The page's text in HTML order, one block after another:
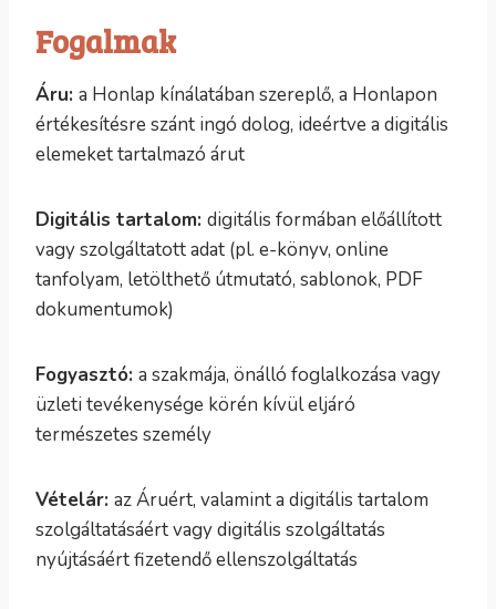
Fogalmak
Áru: a Honlap kínálatában szereplő, a Honlapon
értékesítésre szánt ingó dolog, ideértve a digitális
elemeket tartalmazó árut
Digitális tartalom: digitális formában előállított
vagy szolgáltatott adat (pl. e-könyv, online
tanfolyam, letölthető útmutató, sablonok, PDF
dokumentumok)
Fogyasztó: a szakmája, önálló foglalkozása vagy
üzleti tevékenysége körén kívül eljáró
természetes személy
Vételár: az Áruért, valamint a digitális tartalom
szolgáltatásáért vagy digitális szolgáltatás
nyújtásáért fizetendő ellenszolgáltatás